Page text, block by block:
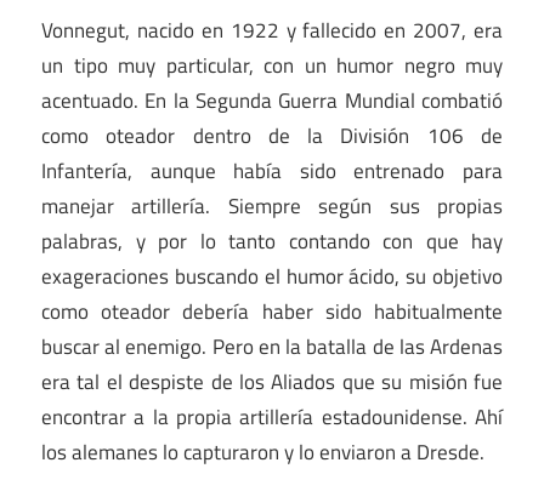
Vonnegut, nacido en 1922 y fallecido en 2007, era
un tipo muy particular, con un humor negro muy
acentuado. En la Segunda Guerra Mundial combatió
como oteador dentro de la División 106 de
Infantería, aunque había sido entrenado para
manejar artillería. Siempre según sus propias
palabras, y por lo tanto contando con que hay
exageraciones buscando el humor ácido, su objetivo
como oteador debería haber sido habitualmente
buscar al enemigo. Pero en la batalla de las Ardenas
era tal el despiste de los Aliados que su misión fue
encontrar a la propia artillería estadounidense. Ahí
los alemanes lo capturaron y lo enviaron a Dresde.